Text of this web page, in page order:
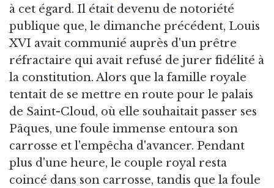
à cet égard. Il était devenu de notoriété
publique que, le dimanche précédent, Louis
XVI avait communié auprès d'un prêtre
réfractaire qui avait refusé de jurer fidélité à
la constitution. Alors que la famille royale
tentait de se mettre en route pour le palais
de Saint-Cloud, où elle souhaitait passer ses
Pâques, une foule immense entoura son
carrosse et l'empêcha d'avancer. Pendant
plus d'une heure, le couple royal resta
coincé dans son carrosse, tandis que la foule